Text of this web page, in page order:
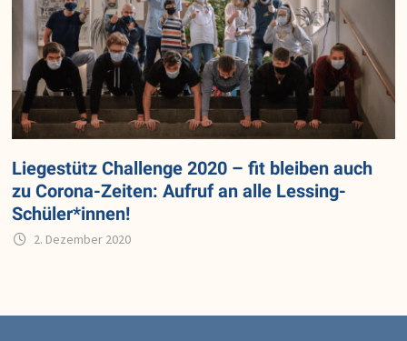
Liegestütz Challenge 2020 – fit bleiben auch
zu Corona-Zeiten: Aufruf an alle Lessing-
Schüler*innen!
2. Dezember 2020